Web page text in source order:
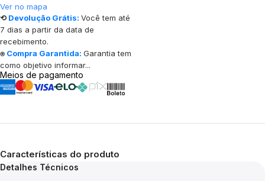
Ver no mapa
⟲ Devolução Grátis: Você tem até
7 dias a partir da data de
recebimento.
⍟ Compra Garantida: Garantia tem
como objetivo informar...
Meios de pagamento
Características do produto
Detalhes Técnicos